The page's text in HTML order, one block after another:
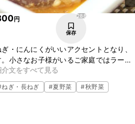
円
288
保存
・にんにくがいいアクセントとなり、
小さなお子様がいるご家庭ではラー油
食べる直前にラー油をかけて召し上
介文をすべて見る
ねぎ・長ねぎ #夏野菜 #秋野菜